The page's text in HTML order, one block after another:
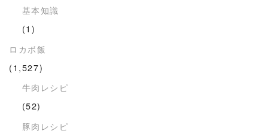
基本知識
(1)
ロカボ飯
(1,527)
牛肉レシピ
(52)
豚肉レシピ